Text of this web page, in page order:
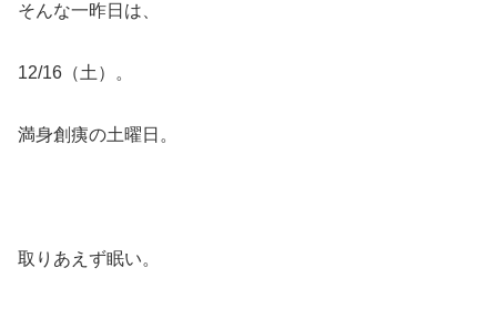
そんな一昨日は、
12/16（土）。
満身創痍の土曜日。
取りあえず眠い。